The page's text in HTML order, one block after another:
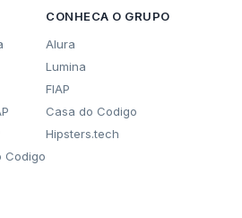
Codigo
CONHECA O GRUPO
Alura
Lumina
FIAP
Casa do Codigo
Hipsters.tech